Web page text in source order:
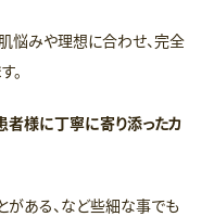
悩みや理想に合わせ、完全
。
者様に丁寧に寄り添ったカ
がある、など些細な事でも